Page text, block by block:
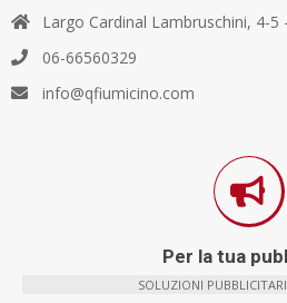
Largo Cardinal Lambruschini, 4-5
06-66560329
info@qfiumicino.com
Per la tua
SOLUZIONI